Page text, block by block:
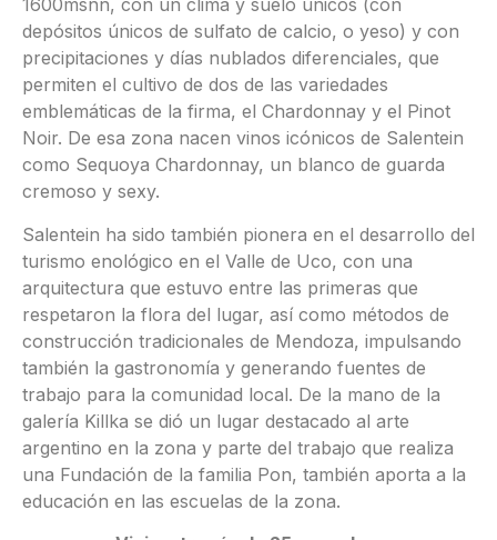
1600msnn, con un clima y suelo únicos (con
depósitos únicos de sulfato de calcio, o yeso) y con
precipitaciones y días nublados diferenciales, que
permiten el cultivo de dos de las variedades
emblemáticas de la firma, el Chardonnay y el Pinot
Noir. De esa zona nacen vinos icónicos de Salentein
como Sequoya Chardonnay, un blanco de guarda
cremoso y sexy.
Salentein ha sido también pionera en el desarrollo del
turismo enológico en el Valle de Uco, con una
arquitectura que estuvo entre las primeras que
respetaron la flora del lugar, así como métodos de
construcción tradicionales de Mendoza, impulsando
también la gastronomía y generando fuentes de
trabajo para la comunidad local. De la mano de la
galería Killka se dió un lugar destacado al arte
argentino en la zona y parte del trabajo que realiza
una Fundación de la familia Pon, también aporta a la
educación en las escuelas de la zona.